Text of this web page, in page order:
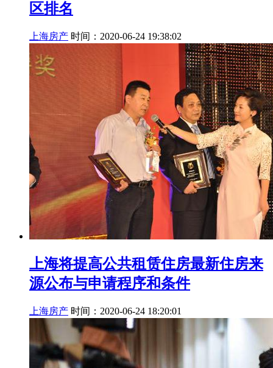
区排名
上海房产 时间：2020-06-24 19:38:02
上海将提高公共租赁住房最新住房来
源公布与申请程序和条件
上海房产 时间：2020-06-24 18:20:01